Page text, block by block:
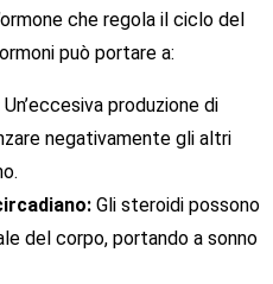
che regola il ciclo del
può portare a:
Un’eccesiva produzione di
negativamente gli altri
Gli steroidi possono
del corpo, portando a sonno